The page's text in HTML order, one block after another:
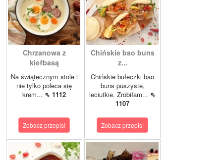
Chrzanowa z
kiełbasą
Na świątecznym stole i
nie tylko poleca się
krem... ⇖ 1112
Zobacz przepis!
Chińskie bao buns
z...
Chińskie bułeczki bao
buns puszyste,
leciutkie. Zrobiłam... ⇖
1107
Zobacz przepis!